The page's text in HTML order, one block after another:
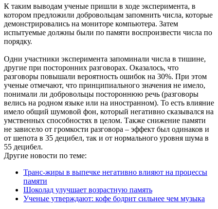
К таким выводам ученые пришли в ходе эксперимента, в
котором предложили добровольцам запомнить числа, которые
демонстрировались на мониторе компьютера. Затем
испытуемые должны были по памяти воспроизвести числа по
порядку.
Одни участники эксперимента запоминали числа в тишине,
другие при посторонних разговорах. Оказалось, что
разговоры повышали вероятность ошибок на 30%. При этом
ученые отмечают, что принципиального значения не имело,
понимали ли добровольцы постороннюю речь (разговоры
велись на родном языке или на иностранном). То есть влияние
имело общий шумовой фон, который негативно сказывался на
умственных способностях в целом. Также снижение памяти
не зависело от громкости разговора – эффект был одинаков и
от шепота в 35 децибел, так и от нормального уровня шума в
55 децибел.
Другие новости по теме:
Транс-жиры в выпечке негативно влияют на процессы
памяти
Шоколад улучшает возрастную память
Ученые утверждают: кофе бодрит сильнее чем музыка